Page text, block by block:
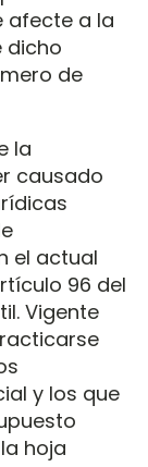
afecte a la
dicho
de
la
causado
el actual
96 del
Vigente
y los que
hoja